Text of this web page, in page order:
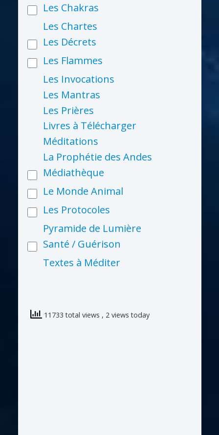
Les Chakras
Les Chartes
Les Décrets
Les Flammes
Les Invocations
Les Mantras
Les Prières
Livres à Télécharger
Méditations
La Prophétie des Andes
Médiathèque
Le Monde Animal
Les Protocoles
Pyramide de Lumière
Santé / Guérison
Textes à Méditer
11733 total views , 2 views today